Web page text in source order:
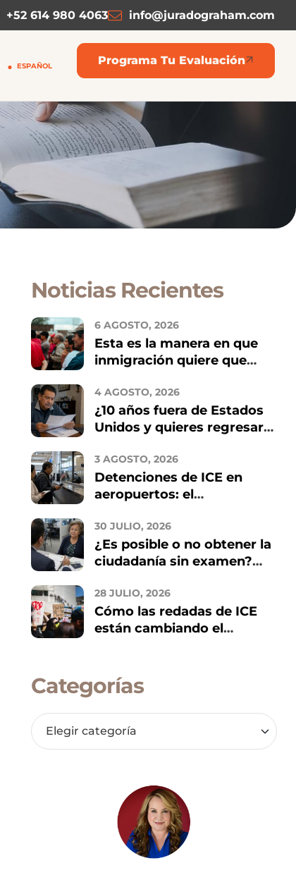
+52 614 980 4063 info@juradograham.com
ESPAÑOL Programa Tu Evaluación
Noticias Recientes
6 AGOSTO, 2026
Esta es la manera en que
inmigración quiere que
2026
4 AGOSTO, 2026
¿10 años fuera de Estados
Unidos y quieres regresar?
debes conocer
3 AGOSTO, 2026
Detenciones de ICE en
aeropuertos: el
TSA y qué implica para los
inmigrantes
30 JULIO, 2026
¿Es posible o no obtener la
ciudadanía sin examen?
evitar estafas
28 JULIO, 2026
Cómo las redadas de ICE
están cambiando el
Categorías